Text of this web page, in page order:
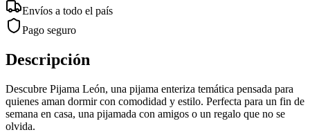
Envíos a todo el país
Pago seguro
Descripción
Descubre Pijama León, una pijama enteriza temática pensada para
quienes aman dormir con comodidad y estilo. Perfecta para un fin de
semana en casa, una pijamada con amigos o un regalo que no se
olvida.